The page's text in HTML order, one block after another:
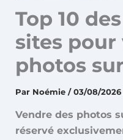
Top 10
sites pour
photos
Par Noémie /03/08/2026
Vendre des photos
réservé